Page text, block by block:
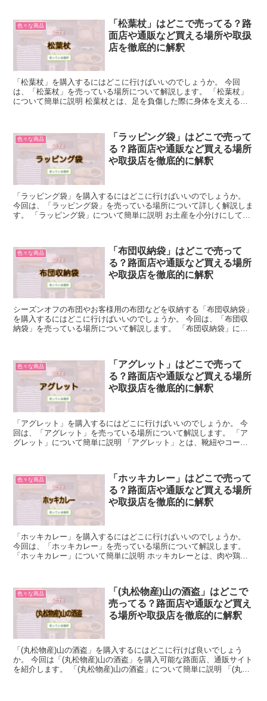
色々な商品
「松葉杖」はどこで売ってる？路
面店や通販など買える場所や取扱
店を徹底的に解釈
「松葉杖」を購入するにはどこに行けばいいのでしょうか。 今回
は、「松葉杖」を売っている場所について解説します。 「松葉杖」
について簡単に説明 松葉杖とは、足を負傷した際に身体を支えるた
色々な商品
「ラッピング袋」はどこで売って
る？路面店や通販など買える場所
や取扱店を徹底的に解釈
「ラッピング袋」を購入するにはどこに行けばいいのでしょうか。
今回は、「ラッピング袋」を売っている場所について詳しく解説しま
す。 「ラッピング袋」について簡単に説明 お土産を小分けにしてお
色々な商品
「布団収納袋」はどこで売って
る？路面店や通販など買える場所
や取扱店を徹底的に解釈
シーズンオフの布団やお客様用の布団などを収納する「布団収納袋」
を購入するにはどこに行けばいいのでしょうか。 今回は、「布団収
納袋」を売っている場所について解説します。 「布団収納袋」につ
色々な商品
「アグレット」はどこで売って
る？路面店や通販など買える場所
や取扱店を徹底的に解釈
「アグレット」を購入するにはどこに行けばいいのでしょうか。 今
回は、「アグレット」を売っている場所について解説します。 「ア
グレット」について簡単に説明 「アグレット」とは、靴紐やコード
色々な商品
「ホッキカレー」はどこで売って
る？路面店や通販など買える場所
や取扱店を徹底的に解釈
「ホッキカレー」を購入するにはどこに行けばいいのでしょうか。
今回は、「ホッキカレー」を売っている場所について解説します。
「ホッキカレー」について簡単に説明 ホッキカレーとは、肉や鶏肉
色々な商品
「(丸松物産)山の酒盗」はどこで
売ってる？路面店や通販など買え
る場所や取扱店を徹底的に解釈
「(丸松物産)山の酒盗」を購入するにはどこに行けば良いでしょう
か。 今回は「(丸松物産)山の酒盗」を購入可能な路面店、通販サイト
を紹介します。 「(丸松物産)山の酒盗」について簡単に説明 「(丸松